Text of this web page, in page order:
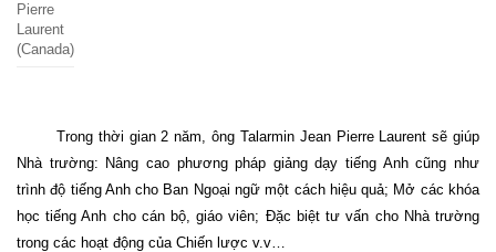
Pierre
Laurent
(Canada)
Trong thời gian 2 năm, ông Talarmin Jean Pierre Laurent sẽ giúp
Nhà trường: Nâng cao phương pháp giảng dạy tiếng Anh cũng như
trình độ tiếng Anh cho Ban Ngoại ngữ một cách hiệu quả; Mở các khóa
học tiếng Anh cho cán bộ, giáo viên; Đặc biệt tư vấn cho Nhà trường
trong các hoạt động của Chiến lược v.v…